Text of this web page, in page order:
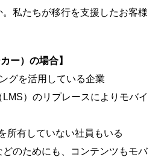
私たちが移行を支援したお客様
ー）の場合】
グを活用している企業
LMS）のリプレースによりモバイ
所有していない社員もいる
どのためにも、コンテンツもモバ